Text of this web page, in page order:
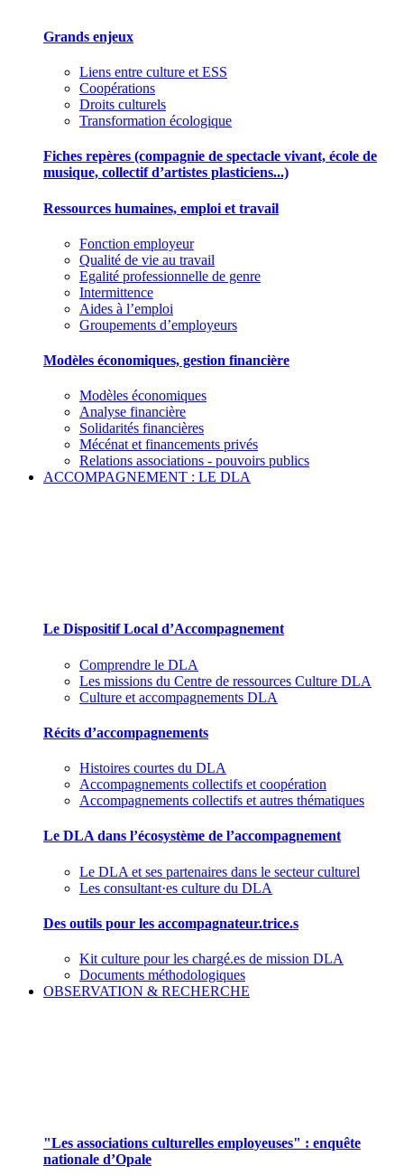
Grands enjeux
Liens entre culture et ESS
Coopérations
Droits culturels
Transformation écologique
Fiches repères (compagnie de spectacle vivant, école de
musique, collectif d’artistes plasticiens...)
Ressources humaines, emploi et travail
Fonction employeur
Qualité de vie au travail
Egalité professionnelle de genre
Intermittence
Aides à l’emploi
Groupements d’employeurs
Modèles économiques, gestion financière
Modèles économiques
Analyse financière
Solidarités financières
Mécénat et financements privés
Relations associations - pouvoirs publics
ACCOMPAGNEMENT : LE DLA
Le Dispositif Local d’Accompagnement
Comprendre le DLA
Les missions du Centre de ressources Culture DLA
Culture et accompagnements DLA
Récits d’accompagnements
Histoires courtes du DLA
Accompagnements collectifs et coopération
Accompagnements collectifs et autres thématiques
Le DLA dans l’écosystème de l’accompagnement
Le DLA et ses partenaires dans le secteur culturel
Les consultant·es culture du DLA
Des outils pour les accompagnateur.trice.s
Kit culture pour les chargé.es de mission DLA
Documents méthodologiques
OBSERVATION & RECHERCHE
"Les associations culturelles employeuses" : enquête
nationale d’Opale